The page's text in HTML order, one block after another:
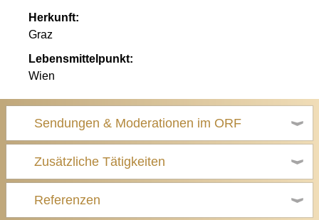
Herkunft:
Graz
Lebensmittelpunkt:
Wien
Sendungen & Moderationen im ORF
Zusätzliche Tätigkeiten
Referenzen